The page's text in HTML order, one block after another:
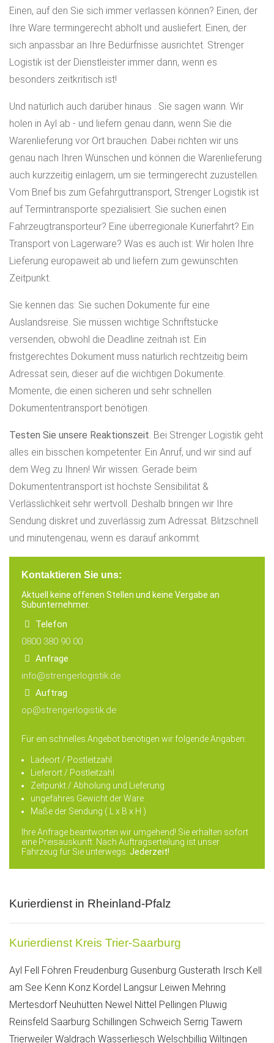
Einen, auf den Sie sich immer verlassen können? Einen, der
Ihre Ware termingerecht abholt und ausliefert. Einen, der
sich anpassbar an Ihre Bedürfnisse ausrichtet. Strenger
Logistik ist der Dienstleister immer dann, wenn es
besonders zeitkritisch ist!
Und natürlich auch darüber hinaus . Sie sagen wann. Wir
holen in Ayl ab - und liefern genau dann, wenn Sie die
Warenlieferung vor Ort brauchen. Dabei richten wir uns
genau nach Ihren Wünschen und können die Warenlieferung
auch kurzzeitig einlagern, um sie termingerecht zuzustellen.
Vom Brief bis zum Gefahrguttransport, Strenger Logistik ist
auf Termintransporte spezialisiert. Sie suchen einen
Fahrzeugtransporteur? Eine überregionale Kurierfahrt? Ein
Transport von Lagerware? Was es auch ist: Wir holen Ihre
Lieferung europaweit ab und liefern zum gewünschten
Zeitpunkt.
Sie kennen das: Sie suchen Dokumente für eine
Auslandsreise. Sie müssen wichtige Schriftstücke
versenden, obwohl die Deadline zeitnah ist. Ein
fristgerechtes Dokument muss natürlich rechtzeitig beim
Adressat sein, dieser auf die wichtigen Dokumente.
Momente, die einen sicheren und sehr schnellen
Dokumententransport benötigen.
Testen Sie unsere Reaktionszeit. Bei Strenger Logistik geht
alles ein bisschen kompetenter. Ein Anruf, und wir sind auf
dem Weg zu Ihnen! Wir wissen: Gerade beim
Dokumententransport ist höchste Sensibilität &
Verlässlichkeit sehr wertvoll. Deshalb bringen wir Ihre
Sendung diskret und zuverlässig zum Adressat. Blitzschnell
und minutengenau, wenn es darauf ankommt.
Kontaktieren Sie uns:
Aktuell keine offenen Stellen und keine Vergabe an
Subunternehmer.
Telefon
0800 380 90 00
Anfrage
info@strengerlogistik.de
Auftrag
op@strengerlogistik.de
Für ein schnelles Angebot benötigen wir folgende Angaben:
Ladeort / Postleitzahl
Lieferort / Postleitzahl
Zeitpunkt / Abholung und Lieferung
ungefähres Gewicht der Ware
Maße der Sendung ( L x B x H )
Ihre Anfrage beantworten wir umgehend! Sie erhalten sofort
eine Preisauskunft. Nach Auftragserteilung ist unser
Fahrzeug für Sie unterwegs. Jederzeit!
Kurierdienst in Rheinland-Pfalz
Kurierdienst Kreis Trier-Saarburg
Ayl Fell Föhren Freudenburg Gusenburg Gusterath Irsch Kell
am See Kenn Konz Kordel Langsur Leiwen Mehring
Mertesdorf Neuhütten Newel Nittel Pellingen Pluwig
Reinsfeld Saarburg Schillingen Schweich Serrig Tawern
Trierweiler Waldrach Wasserliesch Welschbillig Wiltingen